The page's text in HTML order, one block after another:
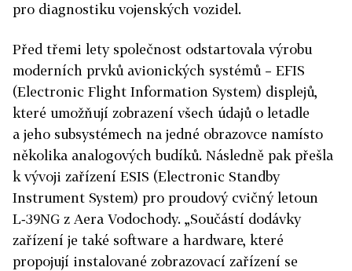
pro diagnostiku vojenských vozidel.
Před třemi lety společnost odstartovala výrobu
moderních prvků avionických systémů – EFIS
(Electronic Flight Information System) displejů,
které umožňují zobrazení všech údajů o letadle
a jeho subsystémech na jedné obrazovce namísto
několika analogových budíků. Následně pak přešla
k vývoji zařízení ESIS (Electronic Standby
Instrument System) pro proudový cvičný letoun
L‑39NG z Aera Vodochody. „Součástí dodávky
zařízení je také software a hardware, které
propojují instalované zobrazovací zařízení se